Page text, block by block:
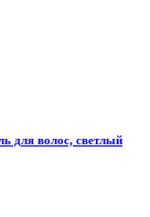
для волос, светлый